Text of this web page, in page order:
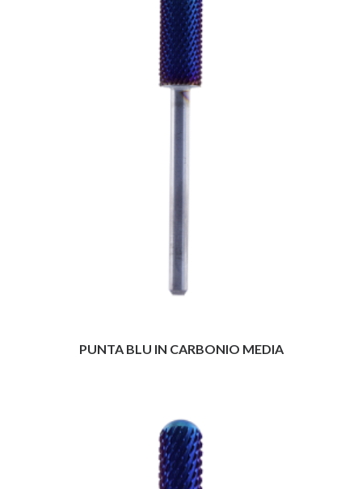
PUNTA BLU IN CARBONIO MEDIA